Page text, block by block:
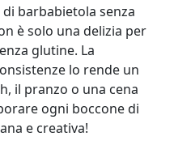
barbabietola senza
è solo una delizia per
glutine. La
lo rende un
il pranzo o una cena
ogni boccone di
e creativa!